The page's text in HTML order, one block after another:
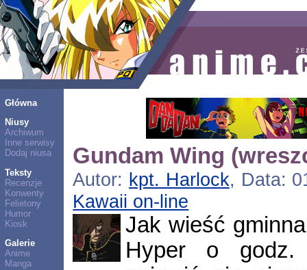
Główna
Niusy
Archiwum
Inne serwisy
Dodaj niusa
Teksty
Recenzje
Konwenty
Felietony
Humor
Kiosk
Galerie
Anime
Manga
Gundam Wing
Autor: kpt. Harlock, Data:
Kawaii on-line
Jak wieść
Hyper o godz.